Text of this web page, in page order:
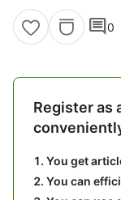
comment0
Register as
You get
You can